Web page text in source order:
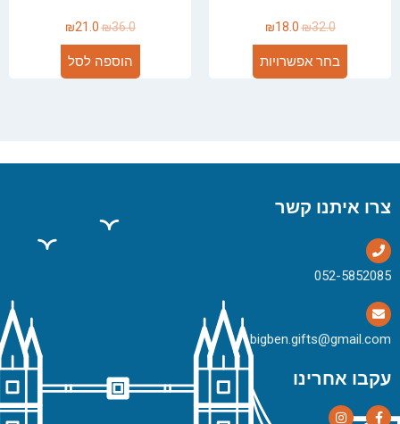
₪32.0
₪18.0
בחר אפשרויות
₪36.0
₪21.0
הוספה לסל
צרו איתנו קשר
bigben.gifts@gmail.com
עקבו אחרינו